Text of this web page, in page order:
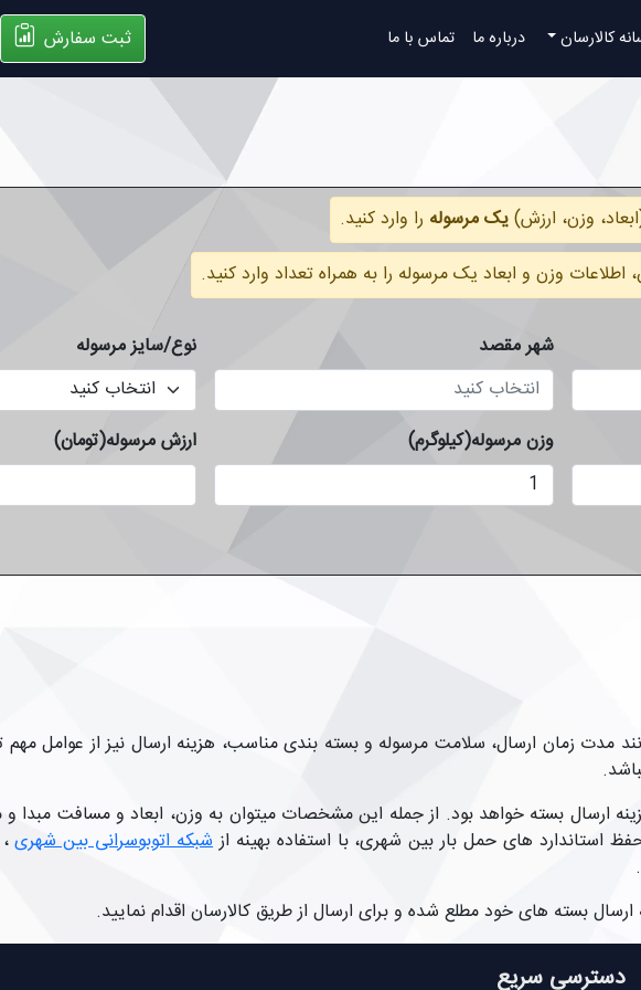
کالارسان درباره ما تماس با ما ثبت سفارش
وزن، ارزش)یک مرسوله را وارد کنید.
وزن و ابعاد یک مرسوله را به همراه تعداد وارد کنید.
شهر مقصد نوع/سایز مرسوله
وزن مرسوله(کیلوگرم) ارزش مرسوله(تومان)
مدت زمان ارسال، سلامت مرسوله و بسته بندی مناسب، هزینه ارسال نیز از عوامل مهم
ارسال بسته خواهد بود. از جمله این مشخصات میتوان به وزن، ابعاد و مسافت مبدا و
استاندارد های حمل بار بین شهری، با استفاده بهینه ازشبکه اتوبوسرانی بین شهری،
ارسال بسته های خود مطلع شده و برای ارسال از طریق کالارسان اقدام نمایید.
دسترسی سریع